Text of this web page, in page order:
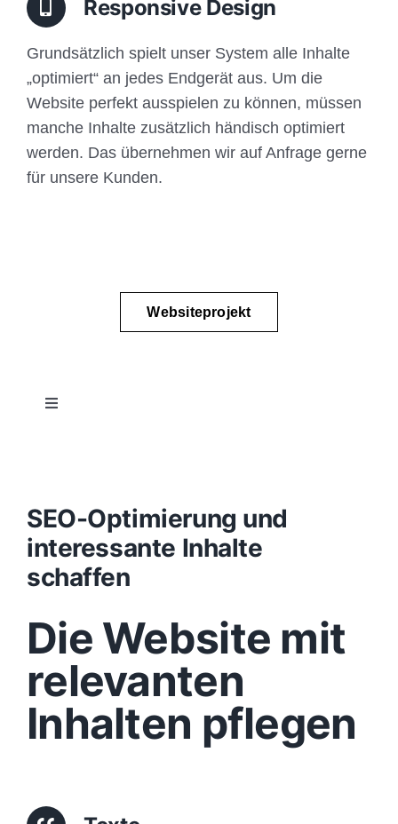
Responsive Design
Grundsätzlich spielt unser System alle Inhalte
„optimiert“ an jedes Endgerät aus. Um die
Website perfekt ausspielen zu können, müssen
manche Inhalte zusätzlich händisch optimiert
werden. Das übernehmen wir auf Anfrage gerne
für unsere Kunden.
Websiteprojekt
Toggle
Konzept
Design
Content
Funktionen
Aufbau
SEO-Optimierung und
interessante Inhalte
schaffen
Die Website mit
relevanten
Inhalten pflegen